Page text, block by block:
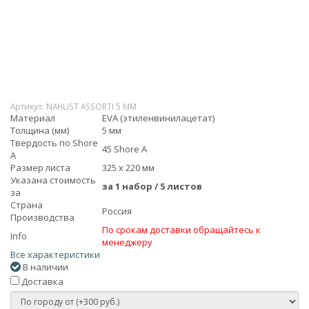
Артикул: NAHLIST ASSORTI 5 MM
Материал
EVA (этиленвинилацетат)
Толщина (мм)
5 мм
Твердость по Shore
А
45 Shore A
Размер листа
325 х 220 мм
Указана стоимость
за
за 1 набор / 5 листов
Страна
Производства
Россия
Info
По срокам доставки обращайтесь к
менеджеру
Все характеристики
В наличии
Доставка